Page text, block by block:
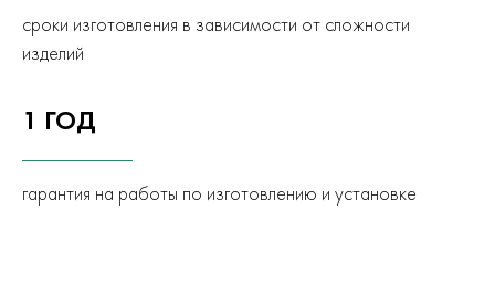
сроки изготовления в зависимости от сложности
изделий
1 ГОД
гарантия на работы по изготовлению и установке